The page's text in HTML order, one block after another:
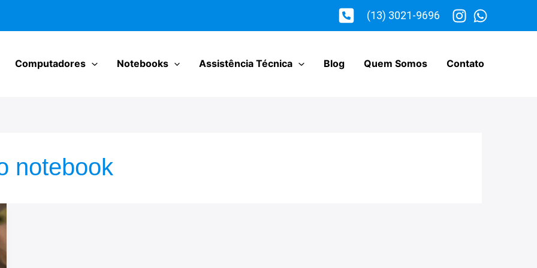
(13) 3021-9696
Computadores Notebooks Assistência Técnica Blog Quem Somos Contato
notebook